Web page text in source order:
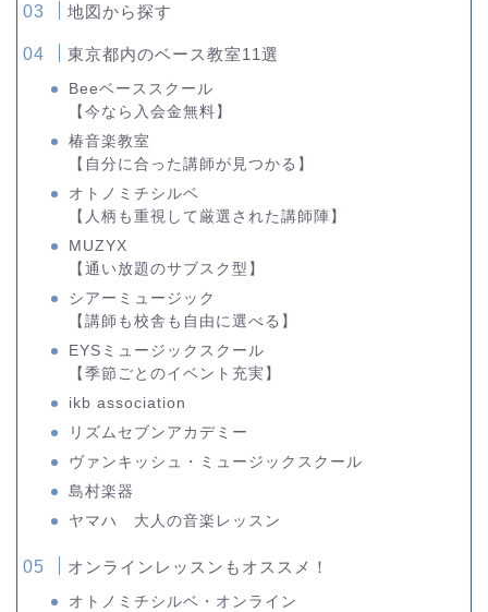
地図から探す
東京都内のベース教室11選
Beeベーススクール
【今なら入会金無料】
椿音楽教室
【自分に合った講師が見つかる】
オトノミチシルベ
【人柄も重視して厳選された講師陣】
MUZYX
【通い放題のサブスク型】
シアーミュージック
【講師も校舎も自由に選べる】
EYSミュージックスクール
【季節ごとのイベント充実】
ikb association
リズムセブンアカデミー
ヴァンキッシュ・ミュージックスクール
島村楽器
ヤマハ 大人の音楽レッスン
オンラインレッスンもオススメ！
オトノミチシルベ・オンライン